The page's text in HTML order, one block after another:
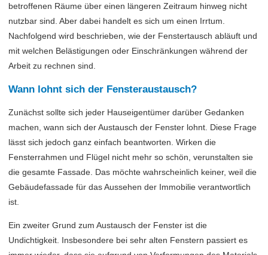
betroffenen Räume über einen längeren Zeitraum hinweg nicht
nutzbar sind. Aber dabei handelt es sich um einen Irrtum.
Nachfolgend wird beschrieben, wie der Fenstertausch abläuft und
mit welchen Belästigungen oder Einschränkungen während der
Arbeit zu rechnen sind.
Wann lohnt sich der Fensteraustausch?
Zunächst sollte sich jeder Hauseigentümer darüber Gedanken
machen, wann sich der Austausch der Fenster lohnt. Diese Frage
lässt sich jedoch ganz einfach beantworten. Wirken die
Fensterrahmen und Flügel nicht mehr so schön, verunstalten sie
die gesamte Fassade. Das möchte wahrscheinlich keiner, weil die
Gebäudefassade für das Aussehen der Immobilie verantwortlich
ist.
Ein zweiter Grund zum Austausch der Fenster ist die
Undichtigkeit. Insbesondere bei sehr alten Fenstern passiert es